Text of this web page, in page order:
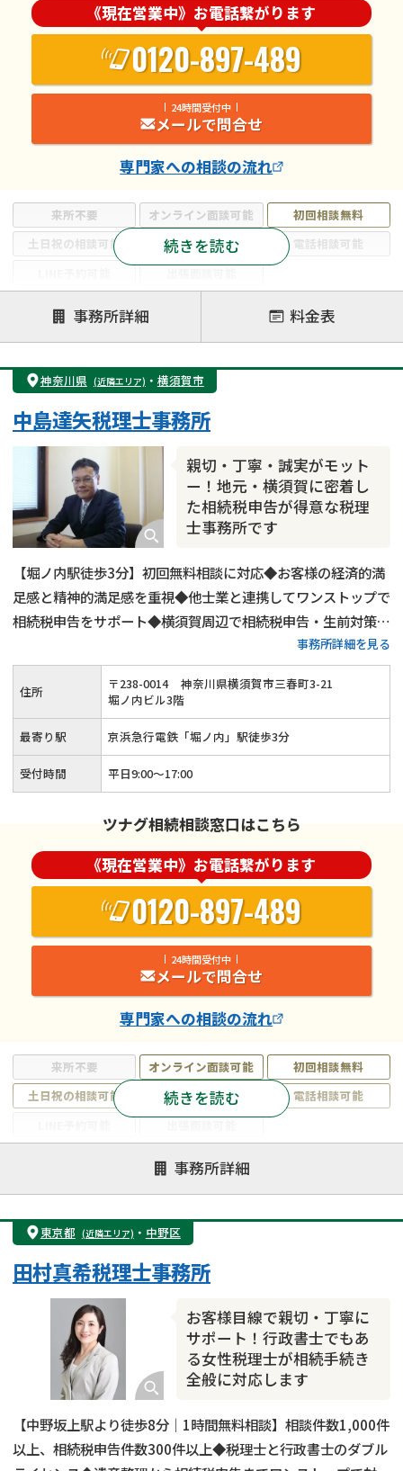
来所不要 オンライン面談可能
初回相談無料
土日祝の相談可能
19時以降電話可能
電話相談可能
注力案件
遺言書作成・遺言執行
相続放棄
相続登記
遺産分割
遺留分侵害額請求
相続税申告
相続手続き
銀行手続き
成年後見・任意後見
贈与税
相続人調査
相続財産調査
相続トラブル
続きを読む
《現在営業中》お電話繋がります
0120-897-489
24時間受付中
メールで問合せ
専門家への相談の流れ
事務所詳細 料金表
神奈川県 (近隣エリア) ・ 横須賀市
親切・丁寧・誠実がモット
ー！地元・横須賀に密着し
た相続税申告が得意な税理
士事務所です
中島達矢税理士事務所
【堀ノ内駅徒歩3分】初回無料相談に対応◆お客様の経済的満
足感と精神的満足感を重視◆他士業と連携してワンストップで
相続税申告をサポート◆横須賀周辺で相続税申告・生前対策を
検討しているなら当事務所までご相談ください。お客様のお気
持ちに寄り添って親切・丁寧・誠実にサポートさせていただき
ます。
事務所詳細を見る
来所不要 オンライン面談可能
初回相談無料
土日祝の相談可能
19時以降電話可能
電話相談可能
遺言書作成・遺言執行
相続放棄
相続登記
遺産分割
遺留分侵害額請求
相続税申告
相続手続き
銀行手続き
成年後見・任意後見
贈与税
相続人調査
相続財産調査
相続トラブル
続きを読む
住所 〒238-0014
神奈川県横須賀市三春町3-21
堀ノ内ビル3階
最寄り駅 京浜急行電鉄「堀ノ内」駅徒歩3分
受付時間 平日9:00～17:00
ツナグ相続相談窓口はこちら
《現在営業中》お電話繋がります
0120-897-489
24時間受付中
メールで問合せ
専門家への相談の流れ
事務所詳細
東京都 (近隣エリア) ・ 中野区
お客様目線で親切・丁寧に
サポート！行政書士でもあ
る女性税理士が相続手続き
全般に対応します
田村真希税理士事務所
【中野坂上駅より徒歩8分｜1時間無料相談】相談件数1,000件
以上、相続税申告件数300件以上◆税理士と行政書士のダブル